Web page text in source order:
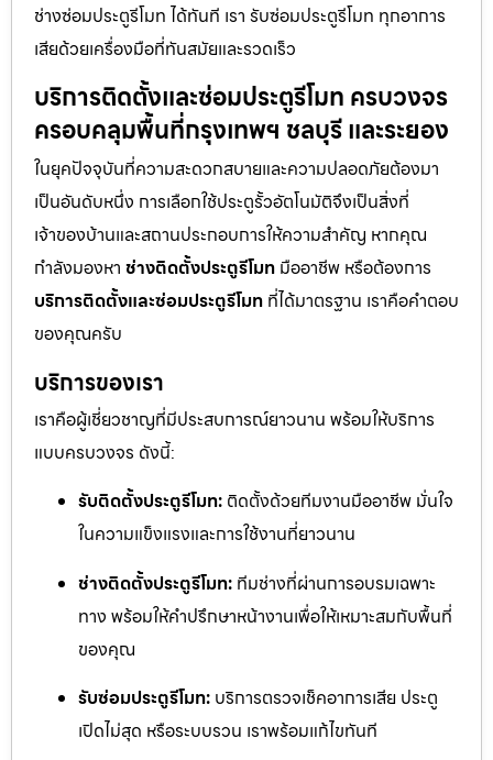
ช่างซ่อมประตูรีโมท ได้ทันที เรา รับซ่อมประตูรีโมท ทุกอาการ
เสียด้วยเครื่องมือที่ทันสมัยและรวดเร็ว
บริการติดตั้งและซ่อมประตูรีโมท ครบวงจร
ครอบคลุมพื้นที่กรุงเทพฯ ชลบุรี และระยอง
ในยุคปัจจุบันที่ความสะดวกสบายและความปลอดภัยต้องมา
เป็นอันดับหนึ่ง การเลือกใช้ประตูรั้วอัตโนมัติจึงเป็นสิ่งที่
เจ้าของบ้านและสถานประกอบการให้ความสำคัญ หากคุณ
กำลังมองหา ช่างติดตั้งประตูรีโมท มืออาชีพ หรือต้องการ
บริการติดตั้งและซ่อมประตูรีโมท ที่ได้มาตรฐาน เราคือคำตอบ
ของคุณครับ
บริการของเรา
เราคือผู้เชี่ยวชาญที่มีประสบการณ์ยาวนาน พร้อมให้บริการ
แบบครบวงจร ดังนี้:
รับติดตั้งประตูรีโมท: ติดตั้งด้วยทีมงานมืออาชีพ มั่นใจ
ในความแข็งแรงและการใช้งานที่ยาวนาน
ช่างติดตั้งประตูรีโมท: ทีมช่างที่ผ่านการอบรมเฉพาะ
ทาง พร้อมให้คำปรึกษาหน้างานเพื่อให้เหมาะสมกับพื้นที่
ของคุณ
รับซ่อมประตูรีโมท: บริการตรวจเช็คอาการเสีย ประตู
เปิดไม่สุด หรือระบบรวน เราพร้อมแก้ไขทันที